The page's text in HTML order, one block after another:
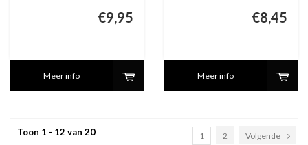
€9,95
Meer info
€8,45
Meer info
Toon 1 - 12 van 20 1 2 Volgende